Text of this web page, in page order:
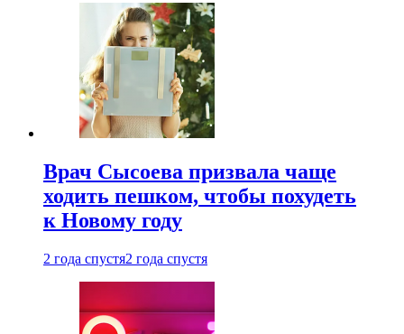
Врач Сысоева призвала чаще
ходить пешком, чтобы похудеть
к Новому году
2 года спустя2 года спустя